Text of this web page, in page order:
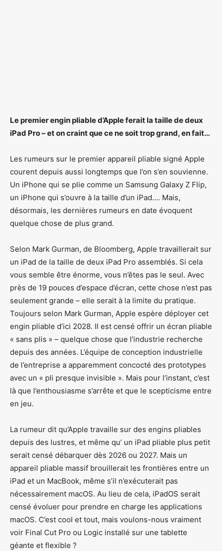
Le premier engin pliable d’Apple ferait la taille de deux
iPad Pro – et on craint que ce ne soit trop grand, en fait…
Les rumeurs sur le premier appareil pliable signé Apple
courent depuis aussi longtemps que l’on s’en souvienne.
Un iPhone qui se plie comme un Samsung Galaxy Z Flip,
un iPhone qui s’ouvre à la taille d’un iPad…. Mais,
désormais, les dernières rumeurs en date évoquent
quelque chose de plus grand.
Selon Mark Gurman, de Bloomberg, Apple travaillerait sur
un iPad de la taille de deux iPad Pro assemblés. Si cela
vous semble être énorme, vous n’êtes pas le seul. Avec
près de 19 pouces d’espace d’écran, cette chose n’est pas
seulement grande – elle serait à la limite du pratique.
Toujours selon Mark Gurman, Apple espère déployer cet
engin pliable d’ici 2028. Il est censé offrir un écran pliable
« sans plis » – quelque chose que l’industrie recherche
depuis des années. L’équipe de conception industrielle
de l’entreprise a apparemment concocté des prototypes
avec un « pli presque invisible ». Mais pour l’instant, c’est
là que l’enthousiasme s’arrête et que le scepticisme entre
en jeu.
La rumeur dit qu’Apple travaille sur des engins pliables
depuis des lustres, et même qu’ un iPad pliable plus petit
serait censé débarquer dès 2026 ou 2027. Mais un
appareil pliable massif brouillerait les frontières entre un
iPad et un MacBook, même s’il n’exécuterait pas
nécessairement macOS. Au lieu de cela, iPadOS serait
censé évoluer pour prendre en charge les applications
macOS. C’est cool et tout, mais voulons-nous vraiment
voir Final Cut Pro ou Logic installé sur une tablette
géante et flexible ?